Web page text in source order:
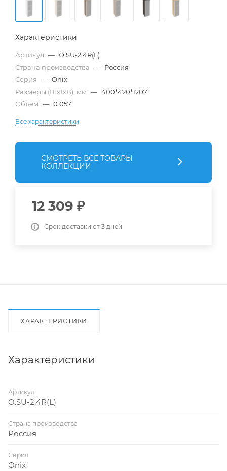
Характеристики
Артикул — O.SU-2.4R(L)
Страна производства — Россия
Серия — Onix
Размеры (ШхГхВ), мм — 400*420*1207
Объем — 0.057
Все характеристики
СМОТРЕТЬ ВСЕ ТОВАРЫ
КОЛЛЕКЦИИ
12 309 ₽
Срок доставки от 3 дней
ХАРАКТЕРИСТИКИ
Характеристики
Артикул
O.SU-2.4R(L)
Страна производства
Россия
Серия
Onix